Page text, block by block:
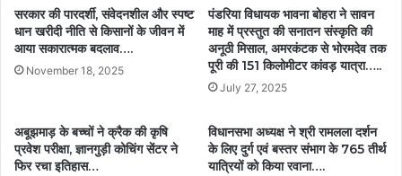
सरकार की पारदर्शी, संवेदनशील और स्पष्ट
धान खरीदी नीति से किसानों के जीवन में
आया सकारात्मक बदलाव….
November 18, 2025
पंडरिया विधायक भावना बोहरा ने सावन
माह में प्रस्तुत की सनातन संस्कृति की
अनूठी मिसाल, अमरकंटक से भोरमदेव तक
पूरी की 151 किलोमीटर कांवड़ यात्रा…..
July 27, 2025
अबूझमाड़ के बच्चों ने क्रैक की कृषि
प्रवेश परीक्षा, ज्ञानगुड़ी कोचिंग सेंटर ने
फिर रचा इतिहास…
विधानसभा अध्यक्ष ने श्री रामलला दर्शन
के लिए दुर्ग एवं बस्तर संभाग के 765 तीर्थ
यात्रियों को किया रवाना….